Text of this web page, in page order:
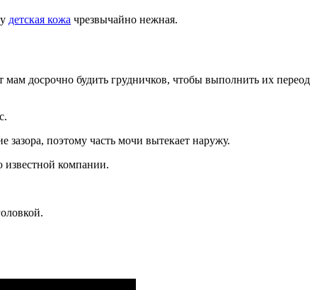
детская кожа чрезвычайно нежная.
досрочно будить грудничков, чтобы выполнить их
поэтому часть мочи вытекает наружу.
известной компании.